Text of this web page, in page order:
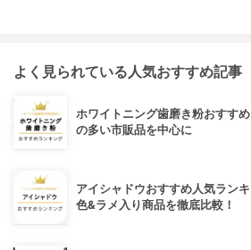
よく見られている人気おすすめ記事
ホワイトニング歯磨き粉おすす
の多い市販品を中心に
アイシャドウおすすめ人気ラン
色&ラメ入り商品を徹底比較！